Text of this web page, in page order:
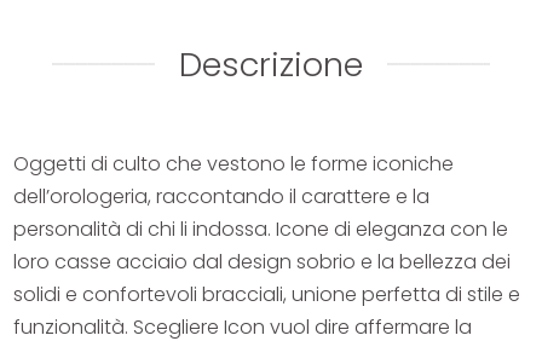
Descrizione
Oggetti di culto che vestono le forme iconiche
dell’orologeria, raccontando il carattere e la
personalità di chi li indossa. Icone di eleganza con le
loro casse acciaio dal design sobrio e la bellezza dei
solidi e confortevoli bracciali, unione perfetta di stile e
funzionalità. Scegliere Icon vuol dire affermare la